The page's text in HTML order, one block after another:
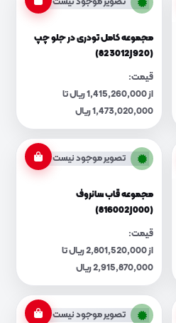
مجموعه کامل تودری در جلو چپ
(823012J920)
قیمت:
از 1,415,260,000 ریال تا
1,473,020,000 ریال
تصویر موجود نیست
مجموعه قاب سانروف
(816002J000)
قیمت:
از 2,801,520,000 ریال تا
2,915,870,000 ریال
تصویر موجود نیست